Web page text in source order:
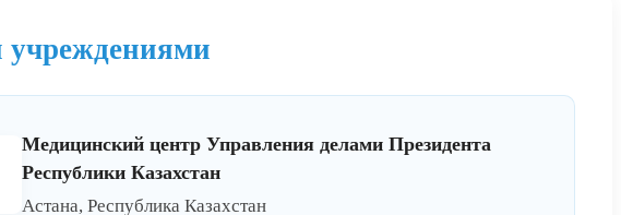
учреждениями
Медицинский центр Управления делами Президента
Республики Казахстан
Астана, Республика Казахстан